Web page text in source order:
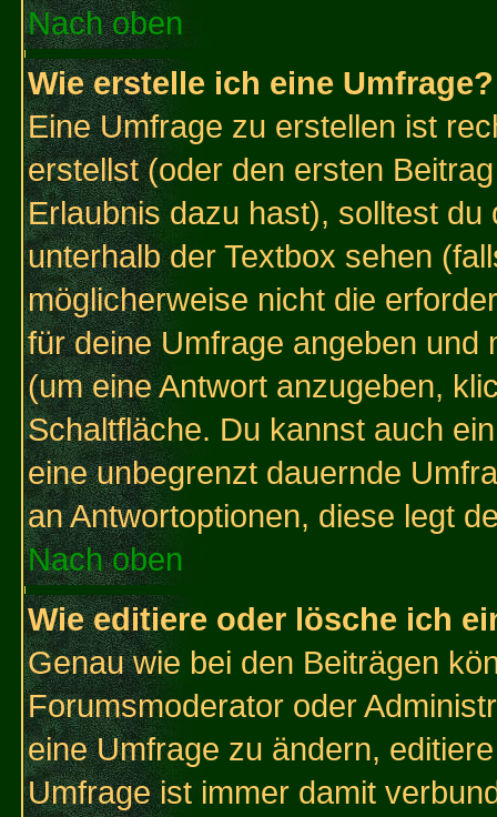
Nach oben
Wie erstelle ich eine Umfrage?
Eine Umfrage zu erstellen ist
erstellst (oder den ersten
Erlaubnis dazu hast), solltest
unterhalb der Textbox sehen
möglicherweise nicht die
für deine Umfrage angeben und
(um eine Antwort anzugeben,
Schaltfläche. Du kannst auch
eine unbegrenzt dauernde
an Antwortoptionen, diese legt
Nach oben
Wie editiere oder lösche ich
Genau wie bei den Beiträgen
Forumsmoderator oder
eine Umfrage zu ändern,
Umfrage ist immer damit